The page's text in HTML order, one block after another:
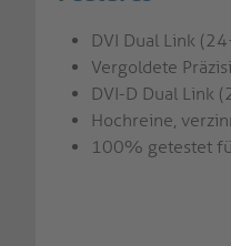
DVI Dual Link
Vergoldete
DVI-D Dual Link
Hochreine,
100% getestet